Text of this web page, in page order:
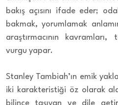
bakış açısını ifade eder;
bakmak, yorumlamak
araştırmacının
vurgu yapar.
Stanley Tambiah’ın emik
iki karakteristiği öz olarak
bilince taşıyan ve dile